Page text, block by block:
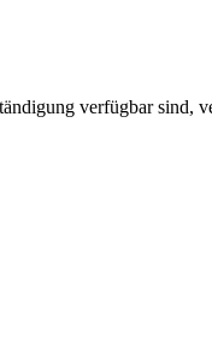
verfügbar sind,